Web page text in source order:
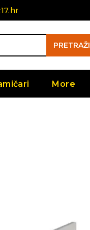
PRETRAŽI
More